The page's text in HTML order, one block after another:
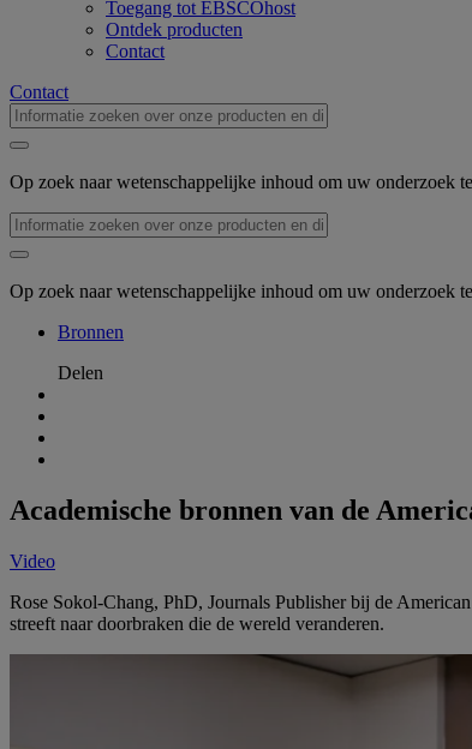
Toegang tot EBSCOhost
Ontdek producten
Contact
Contact
Op zoek naar wetenschappelijke inhoud om uw onderzoek
Op zoek naar wetenschappelijke inhoud om uw onderzoek
Bronnen
Delen
Academische bronnen van de
Video
Rose Sokol-Chang, PhD, Journals Publisher bij de
streeft naar doorbraken die de wereld veranderen.